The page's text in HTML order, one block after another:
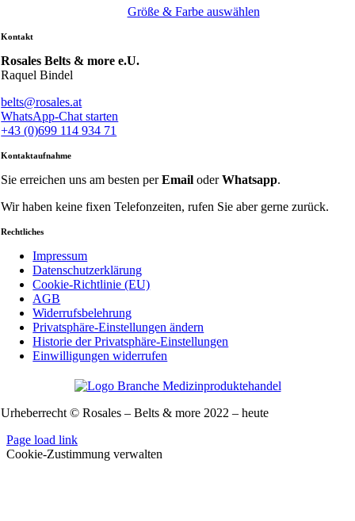
Größe & Farbe auswählen
Kontakt
Rosales Belts & more e.U.
Raquel Bindel
belts@rosales.at
WhatsApp-Chat starten
+43 (0)699 114 934 71
Kontaktaufnahme
Sie erreichen uns am besten perEmail oderWhatsapp.
Wir haben keine fixen Telefonzeiten, rufen Sie aber gerne zurück.
Rechtliches
Impressum
Datenschutzerklärung
Cookie-Richtlinie (EU)
AGB
Widerrufsbelehrung
Privatsphäre-Einstellungen ändern
Historie der Privatsphäre-Einstellungen
Einwilligungen widerrufen
Urheberrecht © Rosales – Belts & more 2022 – heute
Page load link
Cookie-Zustimmung verwalten